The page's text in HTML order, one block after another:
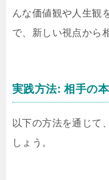
んな価値観や人生観
で、新しい視点から
実践方法: 相手の
以下の方法を通じて
しょう。